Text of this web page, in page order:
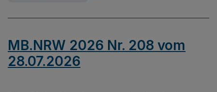
MB.NRW 2026 Nr. 208 vom
28.07.2026